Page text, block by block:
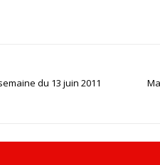
du 13 juin 2011